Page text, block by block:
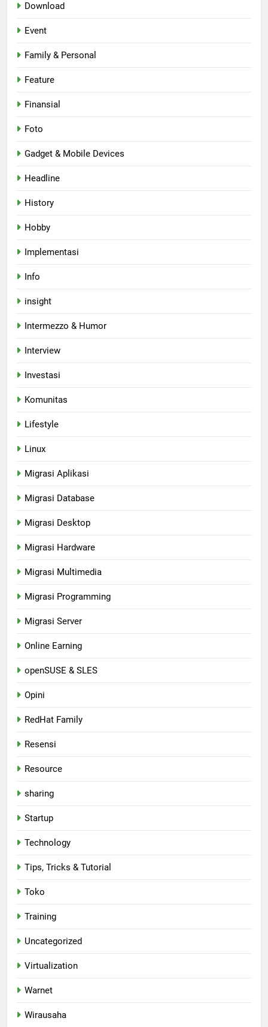
Download
Event
Family & Personal
Feature
Finansial
Foto
Gadget & Mobile Devices
Headline
History
Hobby
Implementasi
Info
insight
Intermezzo & Humor
Interview
Investasi
Komunitas
Lifestyle
Linux
Migrasi Aplikasi
Migrasi Database
Migrasi Desktop
Migrasi Hardware
Migrasi Multimedia
Migrasi Programming
Migrasi Server
Online Earning
openSUSE & SLES
Opini
RedHat Family
Resensi
Resource
sharing
Startup
Technology
Tips, Tricks & Tutorial
Toko
Training
Uncategorized
Virtualization
Warnet
Wirausaha